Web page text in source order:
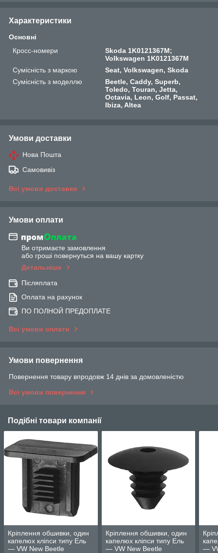
Характеристики
Основні
Кросс-номери
Skoda 1K0121367M;
Volkswagen 1K0121367M
Сумісність з маркою
Seat, Volkswagen, Skoda
Сумісність з моделлю
Beetle, Caddy, Superb,
Toledo, Touran, Jetta,
Octavia, Leon, Golf, Passat,
Ibiza, Altea
Умови доставки
Нова Пошта
Самовивіз
Всі умови доставки
Умови оплати
Ви отримаєте замовлення
або гроші повернуться на вашу картку
Детальніше
Післяплата
Оплата на рахунок
ПО ПОЛНОЙ ПРЕДОПЛАТЕ
Всі умови оплати
Умови повернення
Повернення товару впродовж 14 днів за домовленістю
Всі умови повернення
Подібні товари компанії
Кріплення обшивки, один
капелюх кліпси типу Ель
— VW New Beetle
Кріплення обшивки, один
капелюх кліпси типу Ель
— VW New Beetle
—